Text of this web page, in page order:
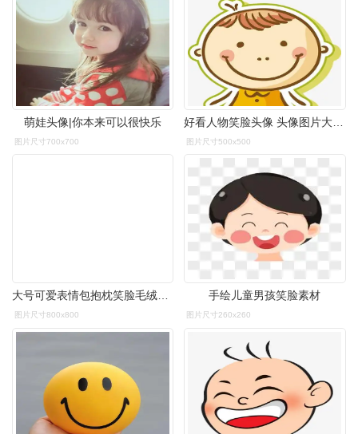
萌娃头像|你本来可以很快乐
图片尺寸700x700 图片尺寸500x500
大号可爱表情包抱枕笑脸毛绒玩具午休公仔娃娃恶搞怪送男生日礼物
图片尺寸800x800
手绘儿童男孩笑脸素材
图片尺寸260x260